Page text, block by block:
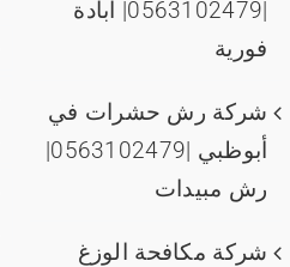
|0563102479| ابادة
فورية
شركة رش حشرات في
أبوظبي |0563102479|
رش مبيدات
شركة مكافحة الوزغ